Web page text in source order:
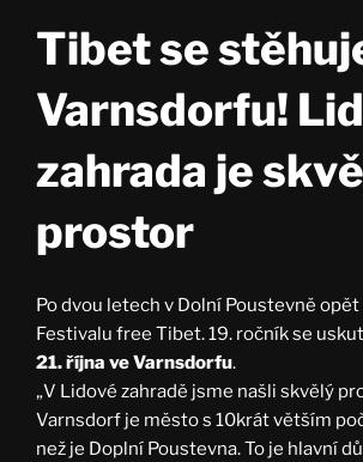
Tibet se
Varnsdorfu!
zahrada je
prostor
Po dvou letech v Dolní Poustevně
Festivalu free Tibet. 19. ročník se
21. října ve Varnsdorfu.
„V Lidové zahradě jsme našli skvělý
Varnsdorf je město s 10krát větším
než je Doplní Poustevna. To je hlavní